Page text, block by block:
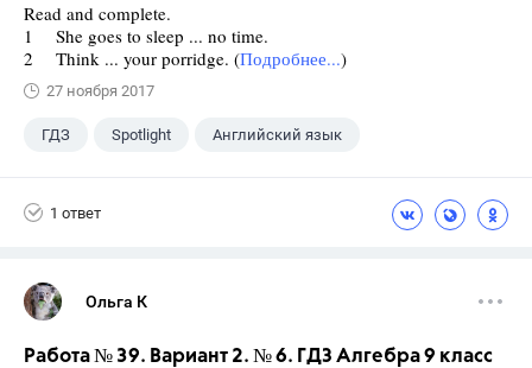
Read and complete.
1 She goes to sleep ... no time.
2 Think ... your porridge. (Подробнее...)
27 ноября 2017
ГДЗ Spotlight Английский язык
1 ответ
Ольга К
Работа № 39. Вариант 2. № 6. ГДЗ Алгебра 9 класс